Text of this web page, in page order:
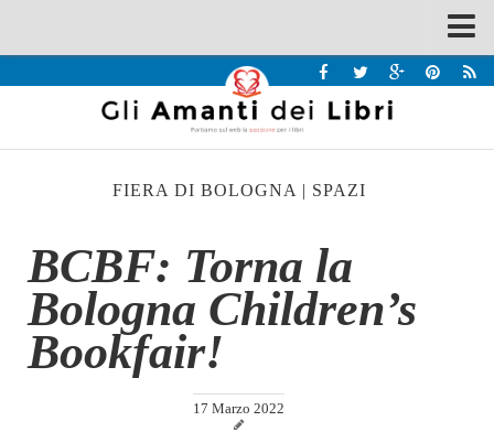
Recensioni
Interviste & Incontri
Chi siamo
Contatti
Eventi
FIERA DI BOLOGNA | SPAZI
BCBF: Torna la
Bologna Children’s
Bookfair!
17 Marzo 2022